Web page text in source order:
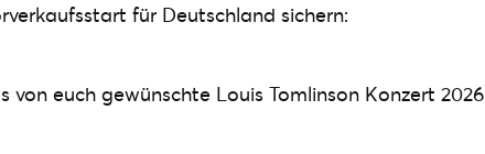
für Deutschland sichern:
von euch gewünschte Louis Tomlinson Konzert 2026